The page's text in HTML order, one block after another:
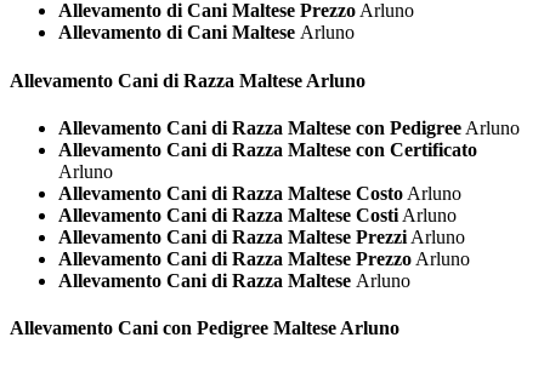
Allevamento di Cani Maltese Prezzo Arluno
Allevamento di Cani Maltese Arluno
Allevamento Cani di Razza Maltese Arluno
Allevamento Cani di Razza Maltese con Pedigree Arluno
Allevamento Cani di Razza Maltese con Certificato
Arluno
Allevamento Cani di Razza Maltese Costo Arluno
Allevamento Cani di Razza Maltese Costi Arluno
Allevamento Cani di Razza Maltese Prezzi Arluno
Allevamento Cani di Razza Maltese Prezzo Arluno
Allevamento Cani di Razza Maltese Arluno
Allevamento Cani con Pedigree Maltese Arluno